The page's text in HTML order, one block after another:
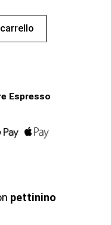
Espresso
pettinino